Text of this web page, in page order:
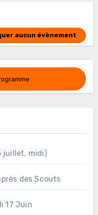
aucun évènement
juillet, midi)
des Scouts
17 Juin